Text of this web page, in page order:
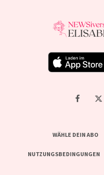
WÄHLE DEIN ABO
NUTZUNGSBEDINGUNGEN